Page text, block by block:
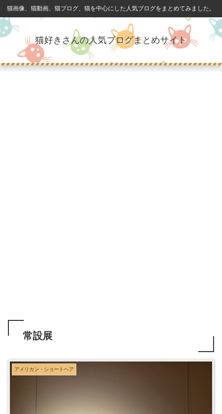
猫画像、猫動画、猫ブログ、猫を中心にした人気ブログをまとめてみました。
猫好きさんの人気ブログまとめサイト
常設展
アメリカン・ショートヘア